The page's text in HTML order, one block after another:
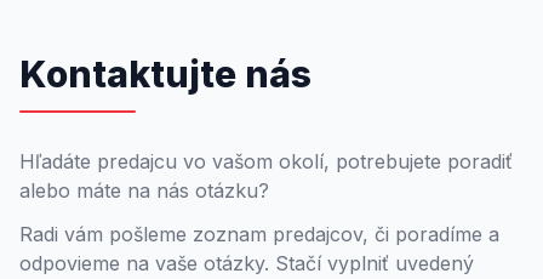
Kontaktujte nás
Hľadáte predajcu vo vašom okolí, potrebujete poradiť
alebo máte na nás otázku?
Radi vám pošleme zoznam predajcov, či poradíme a
odpovieme na vaše otázky. Stačí vyplniť uvedený